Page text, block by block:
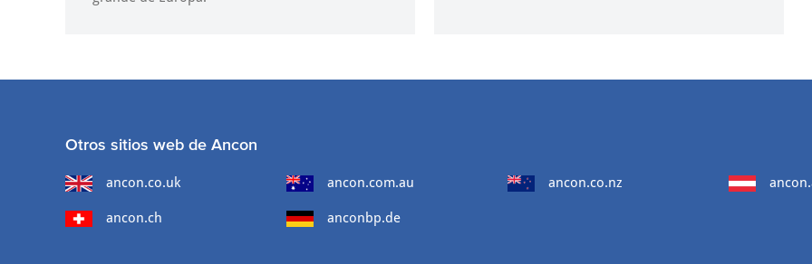
Otros sitios web de Ancon
ancon.co.uk ancon.com.au ancon.co.nz
ancon.ch anconbp.de